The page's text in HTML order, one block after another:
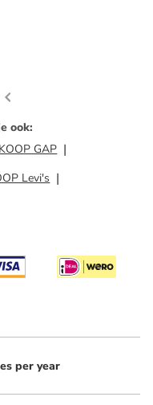
ook:
GAP
Levi's
per year